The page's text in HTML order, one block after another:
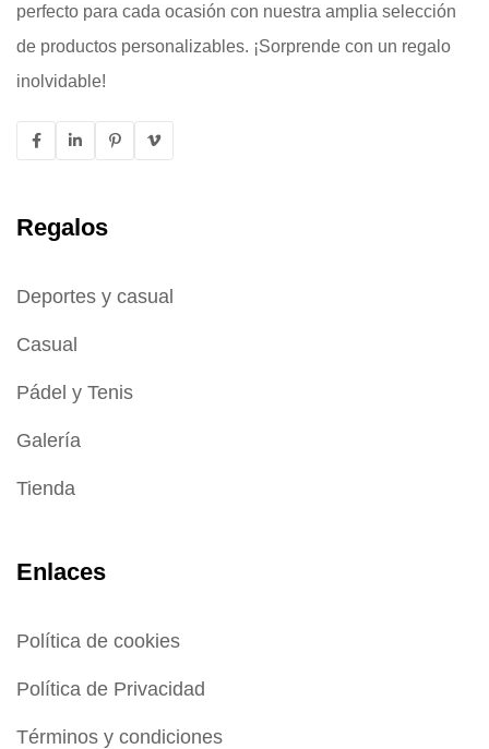
perfecto para cada ocasión con nuestra amplia selección
de productos personalizables. ¡Sorprende con un regalo
inolvidable!
Regalos
Deportes y casual
Casual
Pádel y Tenis
Galería
Tienda
Enlaces
Política de cookies
Política de Privacidad
Términos y condiciones